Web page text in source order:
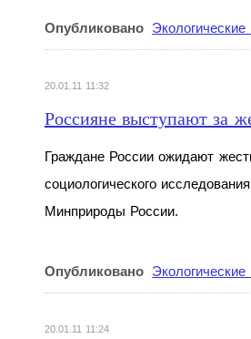
Опубликовано Экологические
20.01.11 11:32
Россияне выступают за
Граждане России ожидают
социологического
Минприроды России.
Опубликовано Экологические
20.01.11 11:24